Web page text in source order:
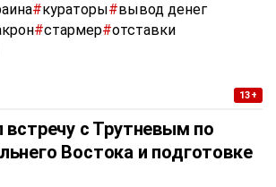
#кураторы#вывод денег
#стармер#отставки
13+
встречу с Трутневым по
Востока и подготовке